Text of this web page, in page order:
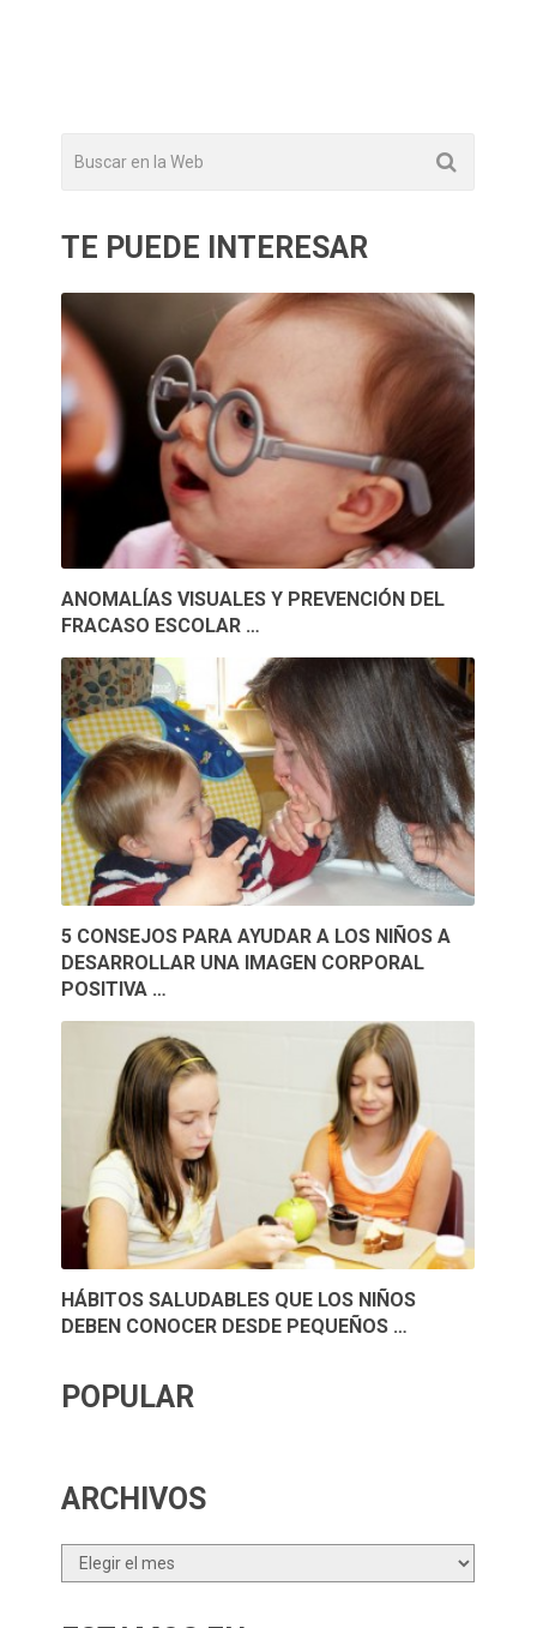
TE PUEDE INTERESAR
ANOMALÍAS VISUALES Y PREVENCIÓN DEL
FRACASO ESCOLAR …
5 CONSEJOS PARA AYUDAR A LOS NIÑOS A
DESARROLLAR UNA IMAGEN CORPORAL
POSITIVA …
HÁBITOS SALUDABLES QUE LOS NIÑOS
DEBEN CONOCER DESDE PEQUEÑOS …
POPULAR
ARCHIVOS
Archivos